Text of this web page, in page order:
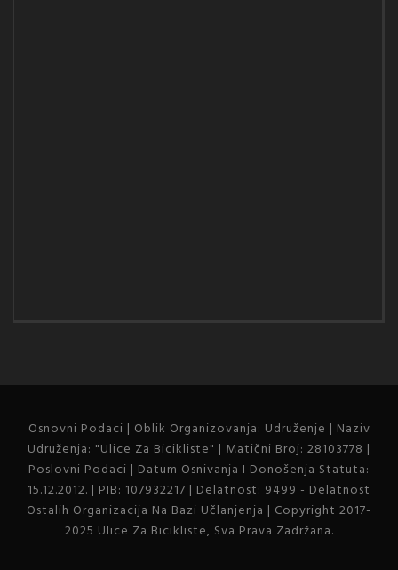
Osnovni Podaci | Oblik Organizovanja: Udruženje | Naziv
Udruženja: "Ulice Za Bicikliste" | Matični Broj: 28103778 |
Poslovni Podaci | Datum Osnivanja I Donošenja Statuta:
15.12.2012. | PIB: 107932217 | Delatnost: 9499 - Delatnost
Ostalih Organizacija Na Bazi Učlanjenja | Copyright 2017-
2025 Ulice Za Bicikliste, Sva Prava Zadržana.